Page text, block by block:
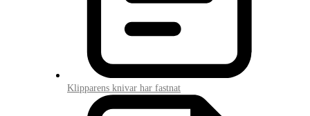
Klipparens knivar har fastnat